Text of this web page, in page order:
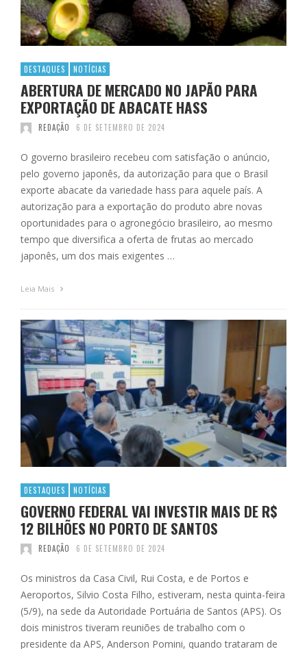
DESTAQUES NOTÍCIAS
ABERTURA DE MERCADO NO JAPÃO PARA
EXPORTAÇÃO DE ABACATE HASS
REDAÇÃO 6 DE SETEMBRO DE 2024
O governo brasileiro recebeu com satisfação o anúncio,
pelo governo japonês, da autorização para que o Brasil
exporte abacate da variedade hass para aquele país. A
autorização para a exportação do produto abre novas
oportunidades para o agronegócio brasileiro, ao mesmo
tempo que diversifica a oferta de frutas ao mercado
japonês, um dos mais exigentes …
Leia Mais
DESTAQUES NOTÍCIAS
GOVERNO FEDERAL VAI INVESTIR MAIS DE R$
12 BILHÕES NO PORTO DE SANTOS
REDAÇÃO 6 DE SETEMBRO DE 2024
Os ministros da Casa Civil, Rui Costa, e de Portos e
Aeroportos, Silvio Costa Filho, estiveram, nesta quinta-feira
(5/9), na sede da Autoridade Portuária de Santos (APS). Os
dois ministros tiveram reuniões de trabalho com o
presidente da APS, Anderson Pomini, quando trataram de